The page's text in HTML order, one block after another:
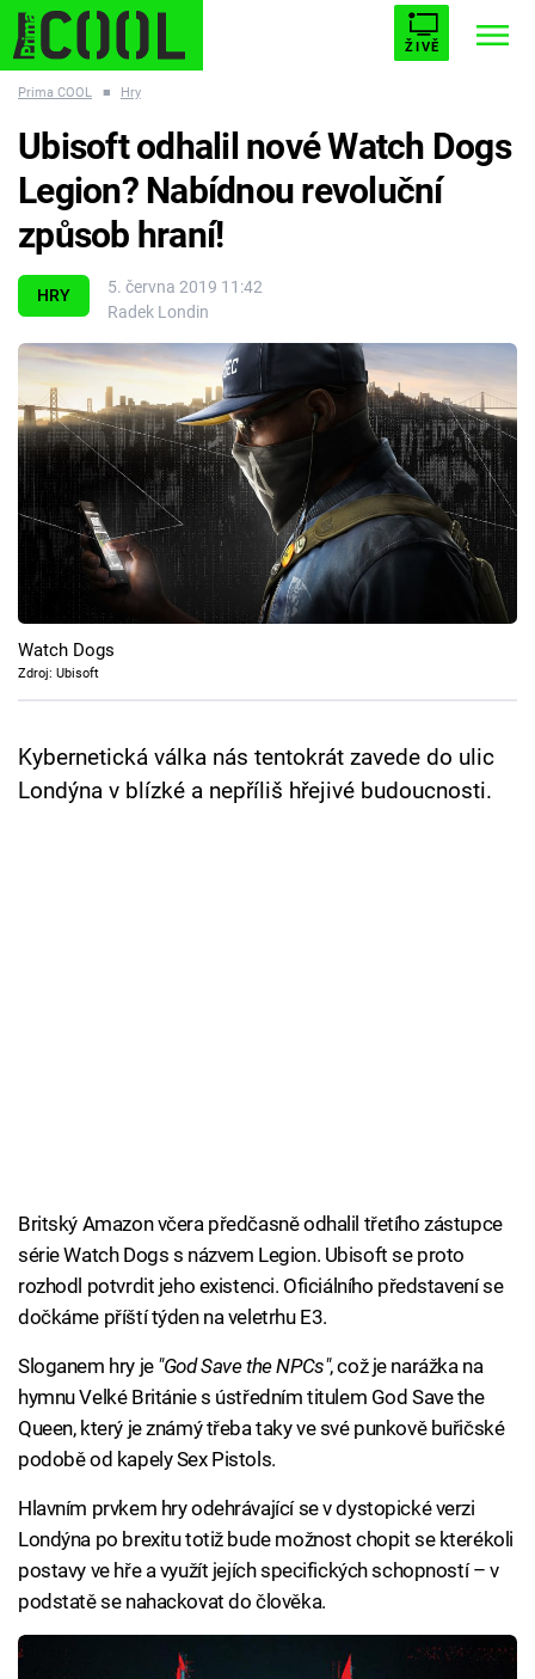
ŽIVĚ
ESCAPE PLNEJ KOTEL AVENGERS 5
Témata
Filmy
Seriály
Cool Esport
Pořady
TV Program
Přihlášení
Prima COOL ■ Hry
HRY
5. června 2019 11:42
Radek Londin
Ubisoft odhalil nové Watch Dogs
Legion? Nabídnou revoluční
způsob hraní!
Watch Dogs
Zdroj: Ubisoft
Kybernetická válka nás tentokrát zavede do ulic
Londýna v blízké a nepříliš hřejivé budoucnosti.
Britský Amazon včera předčasně odhalil třetího zástupce
série Watch Dogs s názvem Legion. Ubisoft se proto
rozhodl potvrdit jeho existenci. Oficiálního představení se
dočkáme příští týden na veletrhu E3.
Sloganem hry je "God Save the NPCs", což je narážka na
hymnu Velké Británie s ústředním titulem God Save the
Queen, který je známý třeba taky ve své punkově buřičské
podobě od kapely Sex Pistols.
Hlavním prvkem hry odehrávající se v dystopické verzi
Londýna po brexitu totiž bude možnost chopit se kterékoli
postavy ve hře a využít jejích specifických schopností – v
podstatě se nahackovat do člověka.